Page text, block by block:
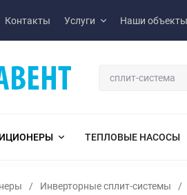
Контакты Услуги Наши объекты
ТЕПЛОВЫЕ НАСОСЫ
/ Инверторные сплит-системы /